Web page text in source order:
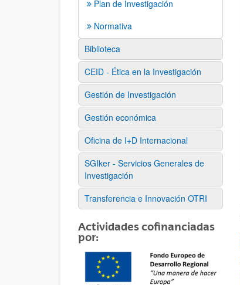
Plan de Investigación
Normativa
Biblioteca
CEID - Ética en la Investigación
Gestión de Investigación
Gestión económica
Oficina de I+D Internacional
SGIker - Servicios Generales de
Investigación
Transferencia e Innovación OTRI
Actividades cofinanciadas
por: